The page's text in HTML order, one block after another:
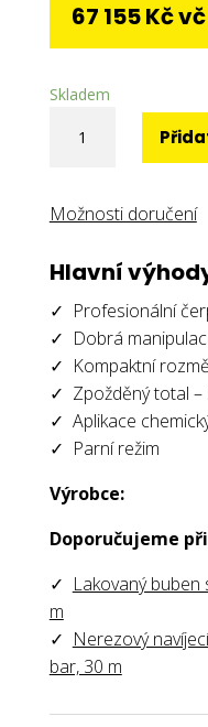
67 155Kčvč
Skladem
Avenjet
Možnosti doručení
Hlavní
✓ Profesionální
✓ Dobrá
✓ Kompaktní
✓ Zpožděný total –
✓ Aplikace
✓ Parní režim
Výrobce:
Doporučujeme
✓ Lakovaný
m
✓ Nerezový
bar, 30 m